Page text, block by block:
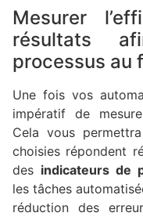
Mesurer
résultats
processus au
Une fois vos
impératif de
Cela vous
choisies répondent
des indicateurs de
les tâches
réduction des